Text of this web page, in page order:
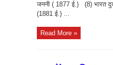
जननी ( 1877 ई.) (8) भारत
(1881 ई.) ...
Read More »